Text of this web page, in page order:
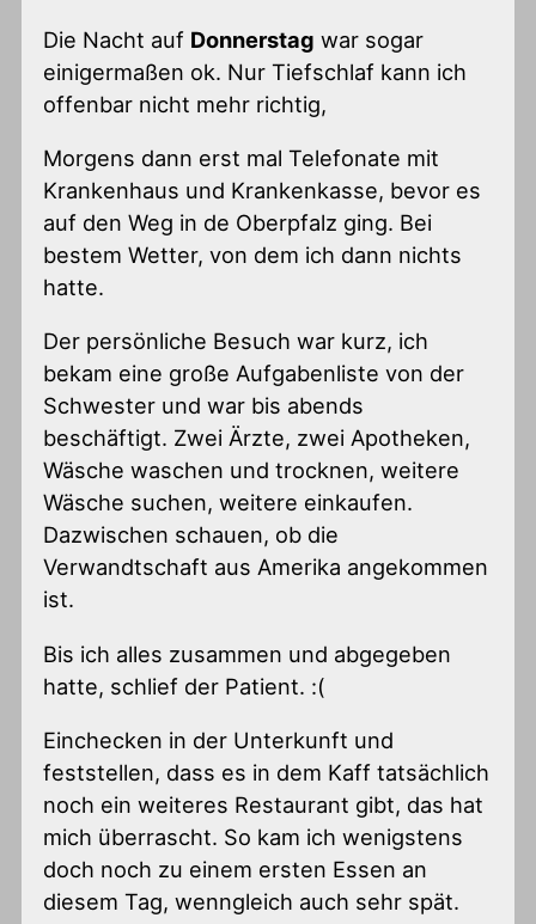
Die Nacht auf Donnerstag war sogar
einigermaßen ok. Nur Tiefschlaf kann ich
offenbar nicht mehr richtig,
Morgens dann erst mal Telefonate mit
Krankenhaus und Krankenkasse, bevor es
auf den Weg in de Oberpfalz ging. Bei
bestem Wetter, von dem ich dann nichts
hatte.
Der persönliche Besuch war kurz, ich
bekam eine große Aufgabenliste von der
Schwester und war bis abends
beschäftigt. Zwei Ärzte, zwei Apotheken,
Wäsche waschen und trocknen, weitere
Wäsche suchen, weitere einkaufen.
Dazwischen schauen, ob die
Verwandtschaft aus Amerika angekommen
ist.
Bis ich alles zusammen und abgegeben
hatte, schlief der Patient. :(
Einchecken in der Unterkunft und
feststellen, dass es in dem Kaff tatsächlich
noch ein weiteres Restaurant gibt, das hat
mich überrascht. So kam ich wenigstens
doch noch zu einem ersten Essen an
diesem Tag, wenngleich auch sehr spät.